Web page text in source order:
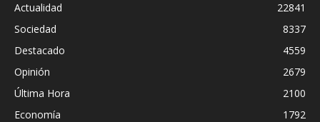
Actualidad
22841
Sociedad
8337
Destacado
4559
Opinión
2679
Última Hora
2100
Economía
1792